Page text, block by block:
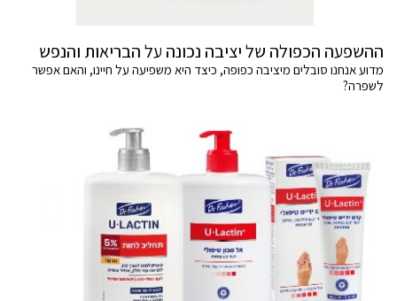
ההשפעה הכפולה של יציבה נכונה על הבריאות והנפש
מדוע אנחנו סובלים מיציבה כפופה, כיצד היא משפיעה על חיינו, והאם אפשר
לשפרה?